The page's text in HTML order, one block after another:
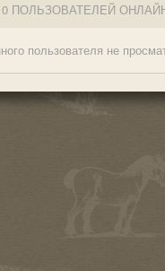
0 ПОЛЬЗОВАТЕЛЕЙ
пользователя не